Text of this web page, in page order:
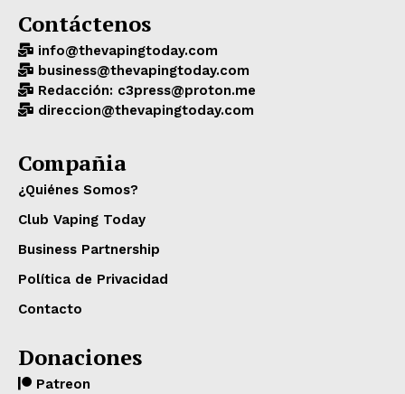
Contáctenos
info@thevapingtoday.com
business@thevapingtoday.com
Redacción: c3press@proton.me
direccion@thevapingtoday.com
Compañia
¿Quiénes Somos?
Club Vaping Today
Business Partnership
Política de Privacidad
Contacto
Donaciones
Patreon